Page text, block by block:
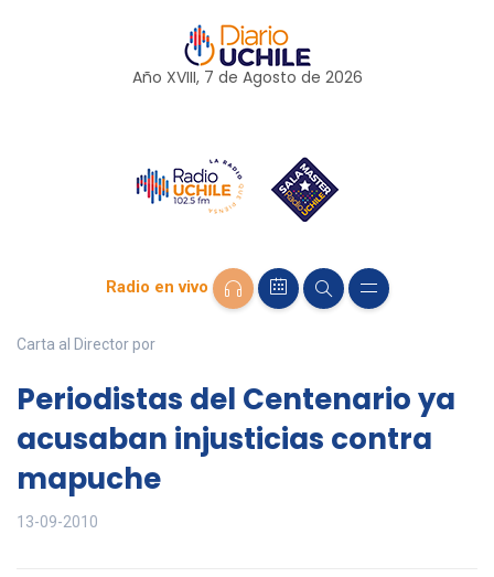
Año XVIII, 7 de Agosto de 2026
Radio en vivo
Carta al Director por
Periodistas del Centenario ya
acusaban injusticias contra
mapuche
13-09-2010